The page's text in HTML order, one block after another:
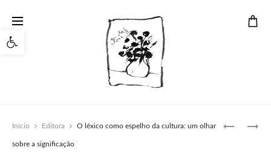
Open toolbar
DIDÁTICA:
Início Editora O léxico como espelho da cultura: um olhar
sobre a significação